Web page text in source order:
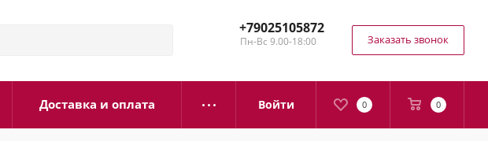
+79025105872
Пн-Вс 9.00-18:00 Заказать звонок
0 0
Войти
Доставка и оплата